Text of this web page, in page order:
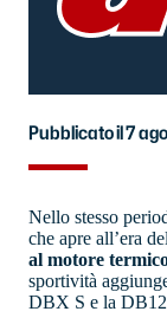
Pubblicato il 7
Nello stesso
che apre all’era
al motore
sportività
DBX S e la